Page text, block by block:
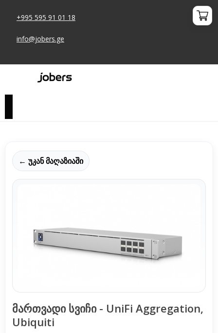
+995 595 91 01 18
info@jobers.ge
← უკან მაღაზიაში
მართვადი სვიჩი - UniFi Aggregation,
Ubiquiti